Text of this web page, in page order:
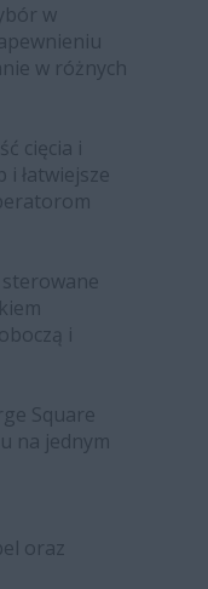
w
w różnych
cięcia i
i łatwiejsze
i
Square
na jednym
oraz